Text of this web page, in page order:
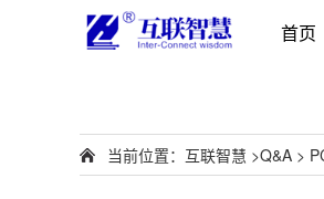
首页
当前位置： 互联智慧 >Q&A >